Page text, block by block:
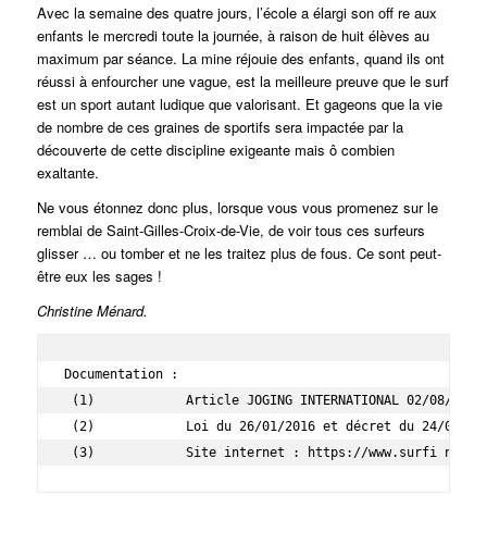
Avec la semaine des quatre jours, l’école a élargi son off re aux
enfants le mercredi toute la journée, à raison de huit élèves au
maximum par séance. La mine réjouie des enfants, quand ils ont
réussi à enfourcher une vague, est la meilleure preuve que le surf
est un sport autant ludique que valorisant. Et gageons que la vie
de nombre de ces graines de sportifs sera impactée par la
découverte de cette discipline exigeante mais ô combien
exaltante.
Ne vous étonnez donc plus, lorsque vous vous promenez sur le
remblai de Saint-Gilles-Croix-de-Vie, de voir tous ces surfeurs
glisser … ou tomber et ne les traitez plus de fous. Ce sont peut-
être eux les sages !
Christine Ménard.
Documentation :
(1)            Article JOGING INTERNATIONAL 02/08/
(2)            Loi du 26/01/2016 et décret du 24/
(3)            Site internet : https://www.surfi